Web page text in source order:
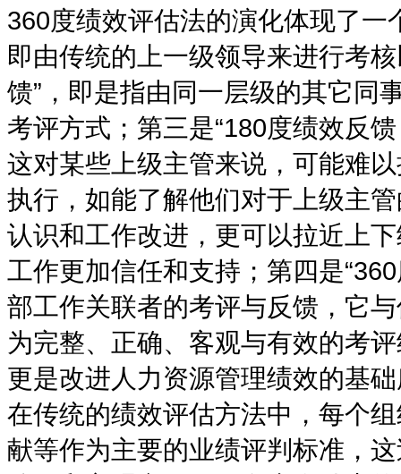
360度绩效评估法的演化体现了一
即由传统的上一级领导来进行考
馈”，即是指由同一层级的其它同
考评方式；第三是“180度绩效反
这对某些上级主管来说，可能难
执行，如能了解他们对于上级主
认识和工作改进，更可以拉近上
工作更加信任和支持；第四是
部工作关联者的考评与反馈，它
为完整、正确、客观与有效的考
更是改进人力资源管理绩效的基
在传统的绩效评估方法中，每个
献等作为主要的业绩评判标准，